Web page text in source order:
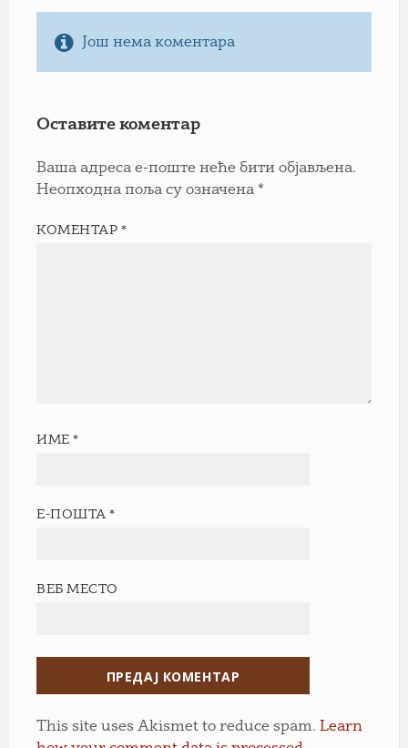
Још нема коментара
Оставите коментар
Ваша адреса е-поште неће бити објављена.
Неопходна поља су означена *
КОМЕНТАР*
ИМЕ*
Е-ПОШТА*
ВЕБ МЕСТО
This site uses Akismet to reduce spam. Learn